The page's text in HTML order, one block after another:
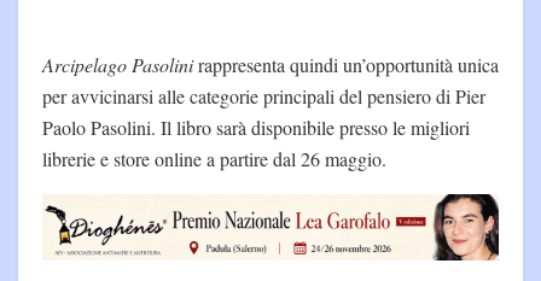
Arcipelago Pasolinirappresenta quindi un’opportunità unica
per avvicinarsi alle categorie principali del pensiero di Pier
Paolo Pasolini. Il libro sarà disponibile presso le migliori
librerie e store online a partire dal 26 maggio.